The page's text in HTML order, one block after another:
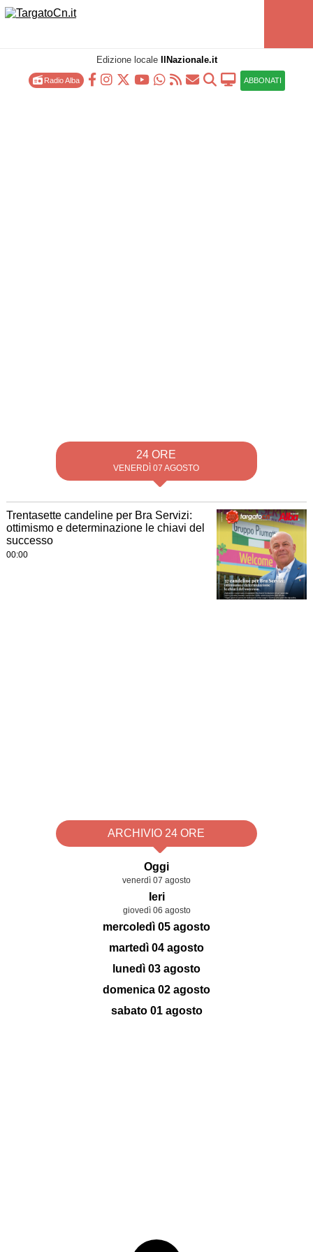
Edizione locale IlNazionale.it
Radio Alba ABBONATI
24 ORE
VENERDÌ 07 AGOSTO
Trentasette candeline per Bra Servizi:
ottimismo e determinazione le chiavi del
successo
00:00
ARCHIVIO 24 ORE
Oggi
venerdì 07 agosto
Ieri
giovedì 06 agosto
mercoledì 05 agosto
martedì 04 agosto
lunedì 03 agosto
domenica 02 agosto
sabato 01 agosto